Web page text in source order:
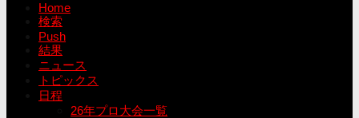
Home
検索
Push
結果
ニュース
トピックス
日程
26年プロ大会一覧